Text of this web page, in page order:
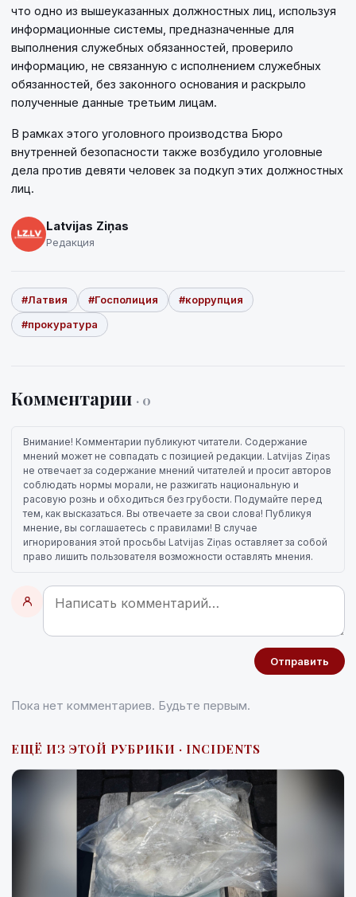
что одно из вышеуказанных должностных лиц, используя
информационные системы, предназначенные для
выполнения служебных обязанностей, проверило
информацию, не связанную с исполнением служебных
обязанностей, без законного основания и раскрыло
полученные данные третьим лицам.
В рамках этого уголовного производства Бюро
внутренней безопасности также возбудило уголовные
дела против девяти человек за подкуп этих должностных
лиц.
Latvijas Ziņas
Редакция
#Латвия #Госполиция
#коррупция
#прокуратура
Комментарии · 0
Внимание! Комментарии публикуют читатели. Содержание
мнений может не совпадать с позицией редакции. Latvijas Ziņas
не отвечает за содержание мнений читателей и просит авторов
соблюдать нормы морали, не разжигать национальную и
расовую рознь и обходиться без грубости. Подумайте перед
тем, как высказаться. Вы отвечаете за свои слова! Публикуя
мнение, вы соглашаетесь с правилами! В случае
игнорирования этой просьбы Latvijas Ziņas оставляет за собой
право лишить пользователя возможности оставлять мнения.
Отправить
Пока нет комментариев. Будьте первым.
ЕЩЁ ИЗ ЭТОЙ РУБРИКИ · INCIDENTS